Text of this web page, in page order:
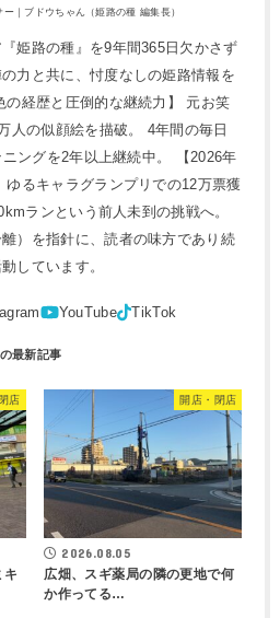
｜ブドウちゃん（姫路の種 編集長）
姫路の種』を9年間365日欠かさず
力と共に、忖度なしの姫路情報を
の経歴と圧倒的な継続力】 元お笑
人の似顔絵を描破。 4年間の毎日
ングを2年以上継続中。 【2026年
ゆるキャラグランプリでの12万票獲
ランという前人未到の挑戦へ。
）を指針に、読者の味方であり続
しています。
店
キ
開店・閉店
2026.08.05
広畑、スギ薬局の隣の更地で何
か作ってる…